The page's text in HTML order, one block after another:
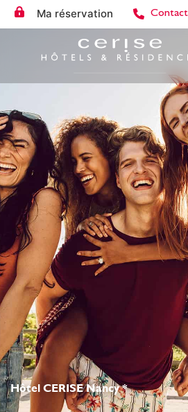
Ma réservation Contact
Hôtel CERISE Nancy *